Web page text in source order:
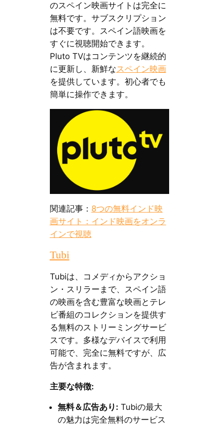
のスペイン映画サイトは完全に
無料です。サブスクリプション
は不要です。スペイン語映画を
すぐに視聴開始できます。
Pluto TVはコンテンツを継続的
に更新し、新鮮なスペイン映画
を提供しています。初心者でも
簡単に操作できます。
関連記事： 8つの無料インド映
画サイト：インド映画をオンラ
インで視聴
Tubi
Tubiは、コメディからアクショ
ン・スリラーまで、スペイン語
の映画を含む豊富な映画とテレ
ビ番組のコレクションを提供す
る無料のストリーミングサービ
スです。多様なデバイスで利用
可能で、完全に無料ですが、広
告が含まれます。
主要な特徴:
無料＆広告あり: Tubiの最大
の魅力は完全無料のサービス